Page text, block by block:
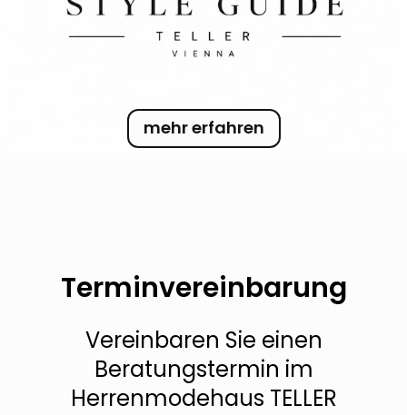
mehr erfahren
Terminvereinbarung
Vereinbaren Sie einen
Beratungstermin im
Herrenmodehaus TELLER